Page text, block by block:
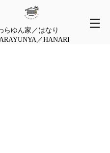
らゆん家／はなり
／HANARI